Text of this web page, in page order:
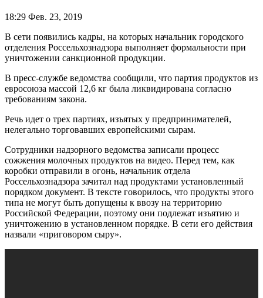
18:29 Фев. 23, 2019
В сети появились кадры, на которых начальник городского
отделения Россельхознадзора выполняет формальности при
уничтожении санкционной продукции.
В пресс-службе ведомства сообщили, что партия продуктов из
евросоюза массой 12,6 кг была ликвидирована согласно
требованиям закона.
Речь идет о трех партиях, изъятых у предпринимателей,
нелегально торговавших европейскими сырам.
Сотрудники надзорного ведомства записали процесс
сожжения молочных продуктов на видео. Перед тем, как
коробки отправили в огонь, начальник отдела
Россельхознадзора зачитал над продуктами установленный
порядком документ. В тексте говорилось, что продукты этого
типа не могут быть допущены к ввозу на территорию
Российской Федерации, поэтому они подлежат изъятию и
уничтожению в установленном порядке. В сети его действия
назвали «приговором сыру».